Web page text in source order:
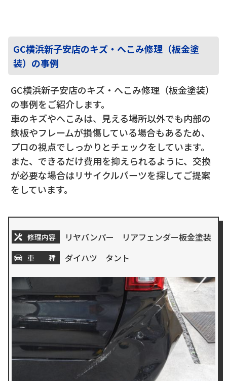
GC横浜新子安店のキズ・へこみ修理（板金塗
装）の事例
GC横浜新子安店のキズ・へこみ修理（板金塗装）
の事例をご紹介します。
車のキズやへこみは、見える場所以外でも内部の
鉄板やフレームが損傷している場合もあるため、
プロの視点でしっかりとチェックをしています。
また、できるだけ費用を抑えられるように、交換
が必要な場合はリサイクルパーツを探してご提案
をしています。
修理内容 リヤバンパー リアフェンダー板金塗装
車 種 ダイハツ タント